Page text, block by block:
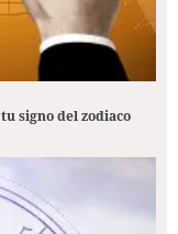
signo del zodiaco